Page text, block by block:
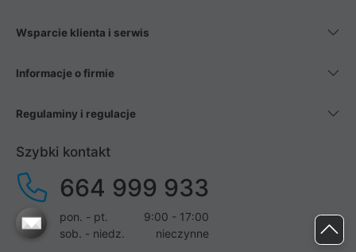
Wsparcie klienta i serwis
Informacje o firmie
Regulaminy i regulacje
Szybki kontakt
664 999 933
pon. - pt.
9:00 - 17:00
sob. - niedz.
nieczynne